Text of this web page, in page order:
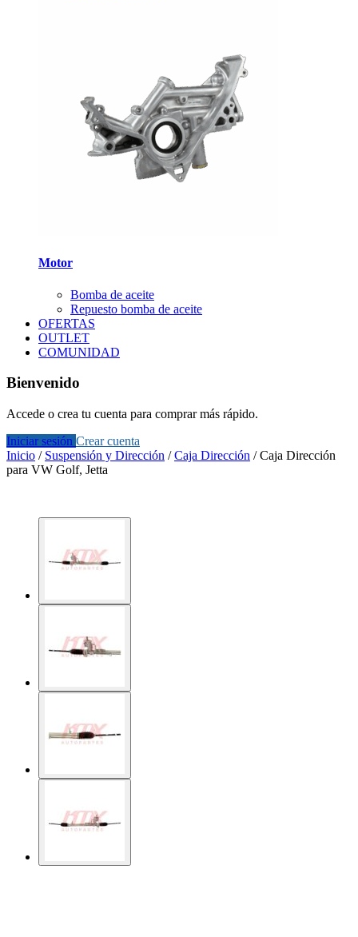
Motor
Bomba de aceite
Repuesto bomba de aceite
OFERTAS
OUTLET
COMUNIDAD
Bienvenido
Accede o crea tu cuenta para comprar más rápido.
Iniciar sesión Crear cuenta
Inicio / Suspensión y Dirección /Caja Dirección /Caja Dirección
para VW Golf, Jetta